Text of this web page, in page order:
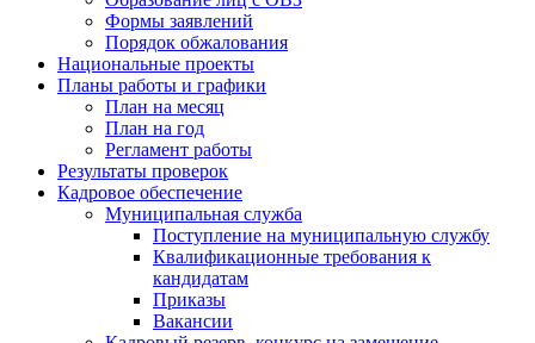
Формы заявлений
Порядок обжалования
Национальные проекты
Планы работы и графики
План на месяц
План на год
Регламент работы
Результаты проверок
Кадровое обеспечение
Муниципальная служба
Поступление на муниципальную службу
Квалификационные требования к
кандидатам
Приказы
Вакансии